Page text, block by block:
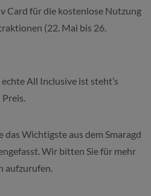
Card für die kostenlose Nutzung
(22. Mai bis 26.
All Inclusive ist steht’s
Wichtigste aus dem Smaragd
Wir bitten Sie für mehr
aufzurufen.